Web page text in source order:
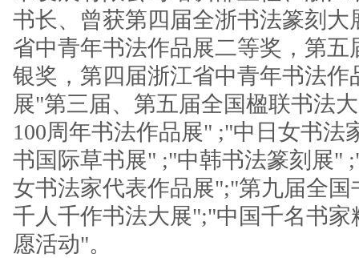
书长、曾获第四届全浙书法篆刻大
省中青年书法作品展二等奖，第五
银奖，第四届浙江省中青年书法作
展"第三届、第五届全国楹联书法
100周年书法作品展" ;"中日女书法
书国际草书展" ;"中韩书法篆刻展"
女书法家代表作品展";"第九届全
千人千作书法大展";"中国千名书
愿活动"。